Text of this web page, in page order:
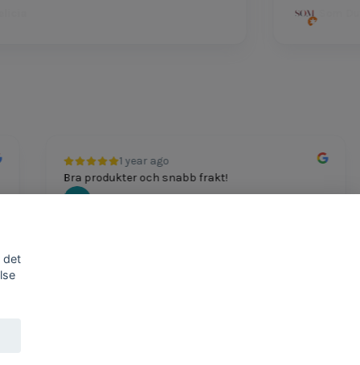
Som Dutt
1 year ago
Bra produkter och snabb frakt!
det